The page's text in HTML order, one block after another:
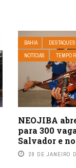
BAHIA DESTAQUES
NOTÍCIAS
TEMPO
NEOJIBA
para 300
Salvador e
28 DE JANEIRO